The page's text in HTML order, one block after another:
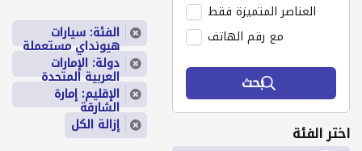
العناصر المتميزة فقط
مع رقم الهاتف
بحث
اختر الفئة
الفئة: سيارات
هيونداي مستعملة
دولة: الإمارات
العربية المتحدة
الإقليم: إمارة
الشارقة
إزالة الكل